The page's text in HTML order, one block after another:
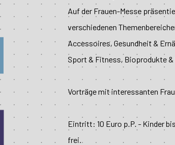
Auf der Frauen-Messe
verschiedenen
Accessoires, Gesundheit &
Sport & Fitness, Bioprodukte &
Vorträge mit interessanten
Eintritt: 10 Euro p.P. - Kinder
frei.